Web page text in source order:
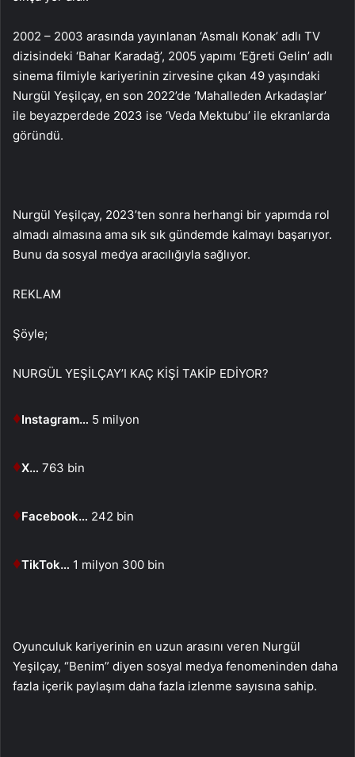
2002 – 2003 arasında yayınlanan ‘Asmalı Konak’ adlı TV
dizisindeki ‘Bahar Karadağ’, 2005 yapımı ‘Eğreti Gelin’ adlı
sinema filmiyle kariyerinin zirvesine çıkan 49 yaşındaki
Nurgül Yeşilçay, en son 2022’de ‘Mahalleden Arkadaşlar’
ile beyazperdede 2023 ise ‘Veda Mektubu’ ile ekranlarda
göründü.
Nurgül Yeşilçay, 2023’ten sonra herhangi bir yapımda rol
almadı almasına ama sık sık gündemde kalmayı başarıyor.
Bunu da sosyal medya aracılığıyla sağlıyor.
REKLAM
Şöyle;
NURGÜL YEŞİLÇAY’I KAÇ KİŞİ TAKİP EDİYOR?
♦Instagram… 5 milyon
♦X… 763 bin
♦Facebook… 242 bin
♦TikTok… 1 milyon 300 bin
Oyunculuk kariyerinin en uzun arasını veren Nurgül
Yeşilçay, “Benim” diyen sosyal medya fenomeninden daha
fazla içerik paylaşım daha fazla izlenme sayısına sahip.